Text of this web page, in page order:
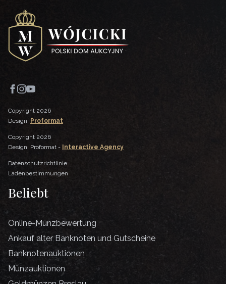
Copyright 2026
Design: Proformat
Copyright 2026
Design: Proformat - Interactive Agency
Datenschutzrichtlinie
Ladenbestimmungen
Beliebt
Online-Münzbewertung
Ankauf alter Banknoten und Gutscheine
Banknotenauktionen
Münzauktionen